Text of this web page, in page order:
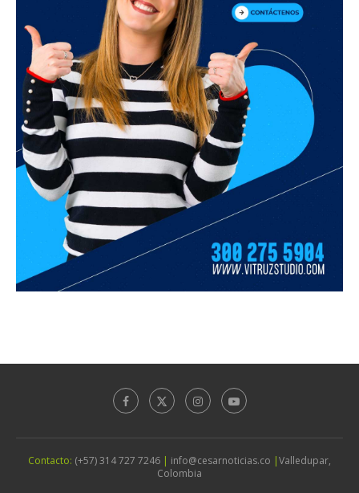
Contacto: (+57) 314 727 7246 | info@cesarnoticias.co |Valledupar,
Colombia